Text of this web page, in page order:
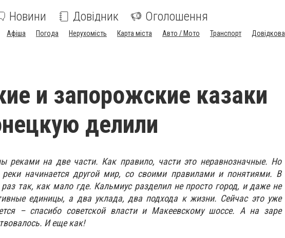
Новини Довідник Оголошення
Афіша Погода Нерухомість Карта міста Авто / Мото Транспорт Довідкова
и запорожские казаки
делили
реками на две части. Как правило, части это неравнозначные. Но
начинается другой мир, со своими правилами и понятиями. В
так, как мало где. Кальмиус разделил не просто город, и даже не
единицы, а два уклада, два подхода к жизни. Сейчас это уже
– спасибо советской власти и Макеевскому шоссе. А на заре
И еще как!